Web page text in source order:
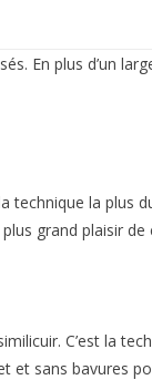
En plus d’un
technique la plus
grand plaisir
C’est la
et sans bavures